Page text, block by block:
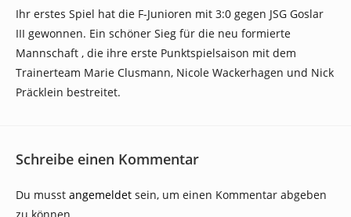
Ihr erstes Spiel hat die F-Junioren mit 3:0 gegen JSG Goslar
III gewonnen. Ein schöner Sieg für die neu formierte
Mannschaft , die ihre erste Punktspielsaison mit dem
Trainerteam Marie Clusmann, Nicole Wackerhagen und Nick
Präcklein bestreitet.
Schreibe einen Kommentar
Du musst angemeldet sein, um einen Kommentar abgeben
zu können.